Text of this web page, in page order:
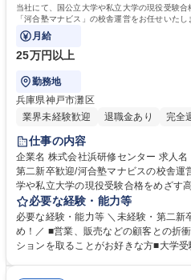
当社にて、国公立大学や私立大学の現役受験
「河合塾マナビス」の校舎運営をお任せいた
すので未経験の方もご安心ください。
月給
25万円以上
勤務地
兵庫県神戸市灘区
業界未経験歓迎
退職金あり 完全
仕事の内容
企業名 株式会社浜研修センター 求人名 【兵庫・岡本】教室長 ◆未経験・
第二新卒歓迎/河合塾マナビスの校舎運営 仕事の内容 当社にて、国公
学や私立大学の現役受験合格をめざす
塾マナビス」の校舎運営をお任せいた
行いますので未経験の方もご安心ください。 【具体的に】■生
ト ■アシスタントアドバイザー（大学
塾相談 ■予算・収支管理 ■集客・戦略
必要な経験・能力等
必要な経験・能力等 ＼未経験・第二
め！／ ■営業、販売などの顧客との折
ションを取ることがお好きな方■大学受験の